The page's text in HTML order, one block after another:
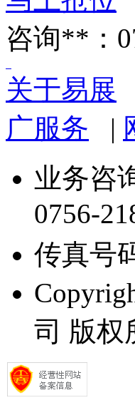
咨询**：
关于易展
广服务 |
业务咨
0756-
传真号
司 版权